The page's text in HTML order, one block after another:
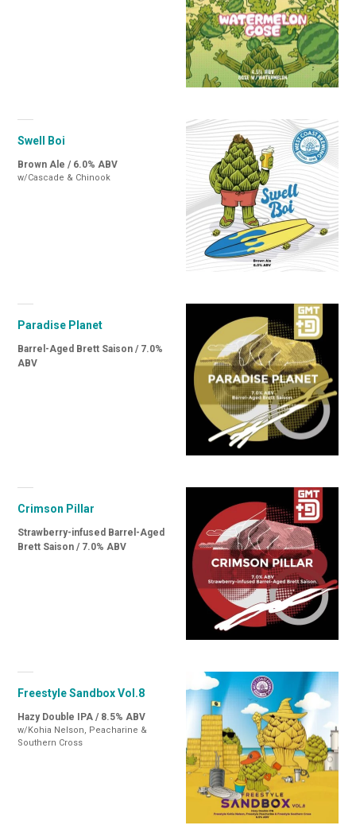
Swell Boi
Brown Ale / 6.0% ABV
w/Cascade & Chinook
Paradise Planet
Barrel-Aged Brett Saison / 7.0%
ABV
Crimson Pillar
Strawberry-infused Barrel-Aged
Brett Saison / 7.0% ABV
Freestyle Sandbox Vol.8
Hazy Double IPA / 8.5% ABV
w/Kohia Nelson, Peacharine &
Southern Cross